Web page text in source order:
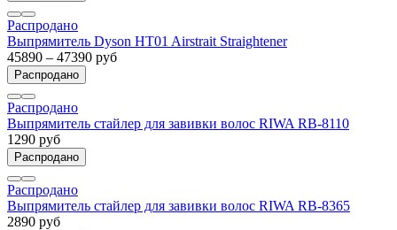
Распродано
Выпрямитель Dyson HT01 Airstrait Straightener
45890 – 47390 руб
Распродано
Распродано
Выпрямитель стайлер для завивки волос RIWA RB-8110
1290 руб
Распродано
Распродано
Выпрямитель стайлер для завивки волос RIWA RB-8365
2890 руб